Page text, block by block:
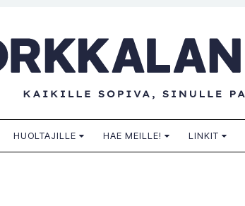
lukio
HUOLTAJILLE HAE MEILLE! LINKIT